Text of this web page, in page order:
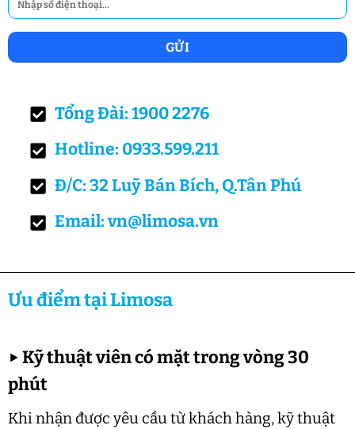
Tổng Đài: 1900 2276
Hotline: 0933.599.211
Đ/C: 32 Luỹ Bán Bích, Q.Tân Phú
Email: vn@limosa.vn
Ưu điểm tại Limosa
▶Kỹ thuật viên có mặt trong vòng 30
phút
Khi nhận được yêu cầu từ khách hàng, kỹ thuật